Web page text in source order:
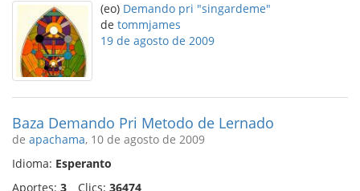
(eo) Demando pri "singardeme"
de tommjames
19 de agosto de 2009
Baza Demando Pri Metodo de Lernado
de apachama, 10 de agosto de 2009
Idioma: Esperanto
Aportes: 3 Clics: 36474